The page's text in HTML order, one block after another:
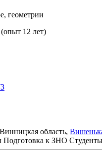
геометрии
12 лет)
область,
Подготовка к ЗНО